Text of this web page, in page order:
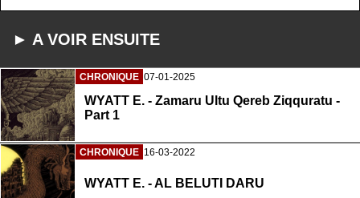
► A VOIR ENSUITE
CHRONIQUE 07-01-2025
WYATT E. - Zamaru Ultu Qereb Ziqquratu -
Part 1
CHRONIQUE 16-03-2022
WYATT E. - AL BELUTI DARU